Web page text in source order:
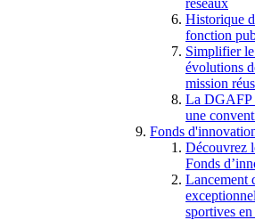
Historique
fonction
Simplifier
évolutions
mission
La DGAFP
une
Fonds
Découvrez
Fonds
Lancement
sportives